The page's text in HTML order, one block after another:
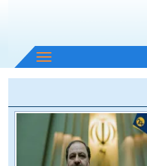
باز
و
منو